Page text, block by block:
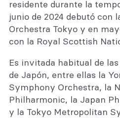
residente durante la
junio de 2024 debutó con
Orchestra Tokyo y en
con la Royal Scottish
Es invitada habitual de
de Japón, entre ellas la
Symphony Orchestra, la
Philharmonic, la Japan
y la Tokyo Metropolitan